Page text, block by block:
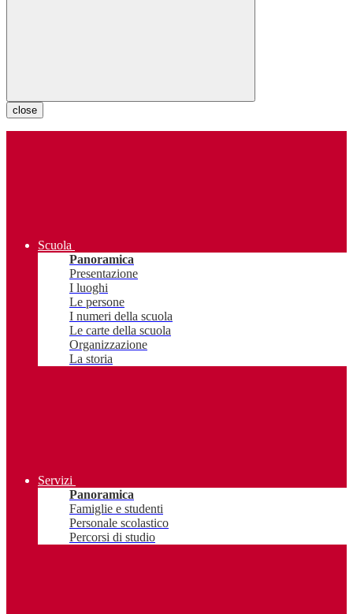
close
Scuola
Panoramica
Presentazione
I luoghi
Le persone
I numeri della scuola
Le carte della scuola
Organizzazione
La storia
Servizi
Panoramica
Famiglie e studenti
Personale scolastico
Percorsi di studio